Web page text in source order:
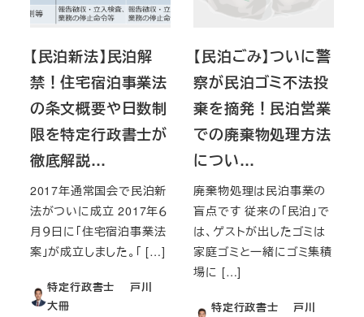
【民泊新法】民泊解
禁！住宅宿泊事業法
の条文概要や日数制
限を特定行政書士が
徹底解説…
2017年通常国会で民泊新
法がついに成立 2017年６
月９日に「住宅宿泊事業法
案」が成立しました。「 […]
特定行政書士 戸川
大冊
【民泊ごみ】ついに警
察が民泊ゴミ不法投
棄を摘発！民泊営業
での廃棄物処理方法
につい…
廃棄物処理は民泊事業の
盲点です 従来の「民泊」で
は、ゲストが出したゴミは
家庭ゴミと一緒にゴミ集積
場に […]
特定行政書士 戸川